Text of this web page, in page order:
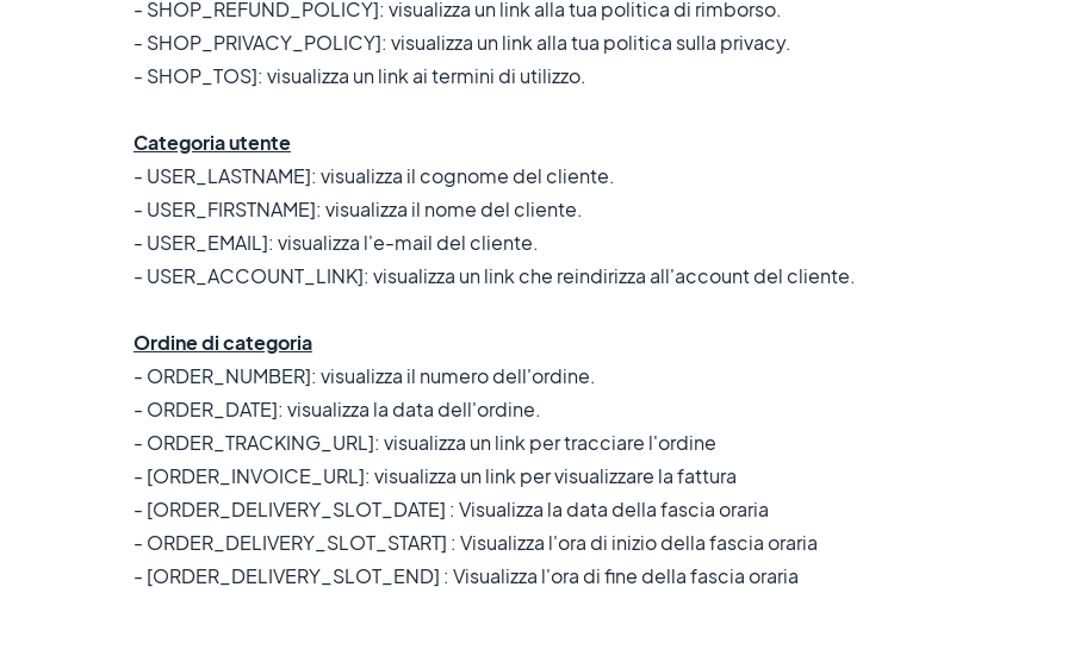
- SHOP_REFUND_POLICY]: visualizza un link alla tua politica di rimborso.
- SHOP_PRIVACY_POLICY]: visualizza un link alla tua politica sulla privacy.
- SHOP_TOS]: visualizza un link ai termini di utilizzo.
Categoria utente
- USER_LASTNAME]: visualizza il cognome del cliente.
- USER_FIRSTNAME]: visualizza il nome del cliente.
- USER_EMAIL]: visualizza l'e-mail del cliente.
- USER_ACCOUNT_LINK]: visualizza un link che reindirizza all'account del cliente.
Ordine di categoria
- ORDER_NUMBER]: visualizza il numero dell'ordine.
- ORDER_DATE]: visualizza la data dell'ordine.
- ORDER_TRACKING_URL]: visualizza un link per tracciare l'ordine
- [ORDER_INVOICE_URL]: visualizza un link per visualizzare la fattura
- [ORDER_DELIVERY_SLOT_DATE] : Visualizza la data della fascia oraria
- ORDER_DELIVERY_SLOT_START] : Visualizza l'ora di inizio della fascia oraria
- [ORDER_DELIVERY_SLOT_END] : Visualizza l'ora di fine della fascia oraria